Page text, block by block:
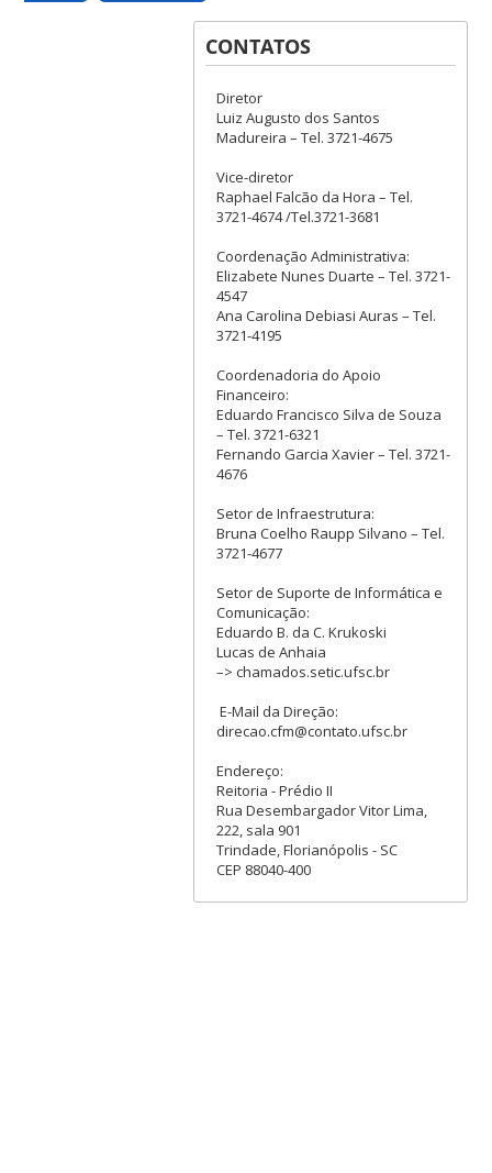
CONTATOS
Diretor
Luiz Augusto dos Santos
Madureira – Tel. 3721-4675
Vice-diretor
Raphael Falcão da Hora – Tel.
3721-4674 /Tel.3721-3681
Coordenação Administrativa:
Elizabete Nunes Duarte – Tel. 3721-
4547
Ana Carolina Debiasi Auras – Tel.
3721-4195
Coordenadoria do Apoio
Financeiro:
Eduardo Francisco Silva de Souza
– Tel. 3721-6321
Fernando Garcia Xavier – Tel. 3721-
4676
Setor de Infraestrutura:
Bruna Coelho Raupp Silvano – Tel.
3721-4677
Setor de Suporte de Informática e
Comunicação:
Eduardo B. da C. Krukoski
Lucas de Anhaia
–> chamados.setic.ufsc.br
E-Mail da Direção:
direcao.cfm@contato.ufsc.br
Endereço:
Reitoria - Prédio II
Rua Desembargador Vitor Lima,
222, sala 901
Trindade, Florianópolis - SC
CEP 88040-400